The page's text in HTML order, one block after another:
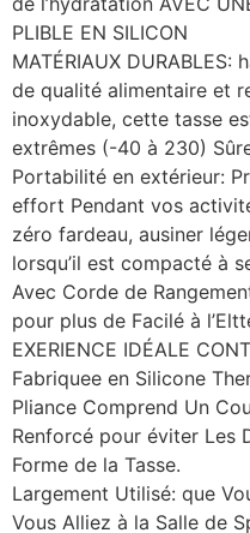
PLIBLE EN SILICON
MATÉRIAUX
de qualité alimentaire et
inoxydable, cette tasse
extrêmes (-40 à 230)
Portabilité en extérieur:
effort Pendant vos
zéro fardeau, ausiner
lorsqu’il est compacté à
Avec Corde de
pour plus de Facilé à
EXERIENCE IDÉALE
Fabriquee en Silicone
Pliance Comprend Un
Renforcé pour éviter Les
Forme de la Tasse.
Largement Utilisé: que
Vous Alliez à la Salle de